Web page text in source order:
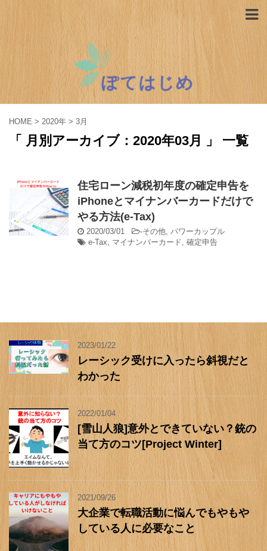
HOME > 2020年 > 3月
「 月別アーカイブ：2020年03月 」 一覧
住宅ローン減税初年度の確定申告を
iPhoneとマイナンバーカードだけで
やる方法(e-Tax)
2020/03/01 -その他, パワーカップル
e-Tax, マイナンバーカード, 確定申告
2023/01/22
レーシック受けに入ったら斜視だと
わかった
2022/01/04
[雪山人狼]意外とできていない？銃の
当て方のコツ[Project Winter]
2021/09/26
大企業で転職活動に悩んでもやもや
している人に必要なこと